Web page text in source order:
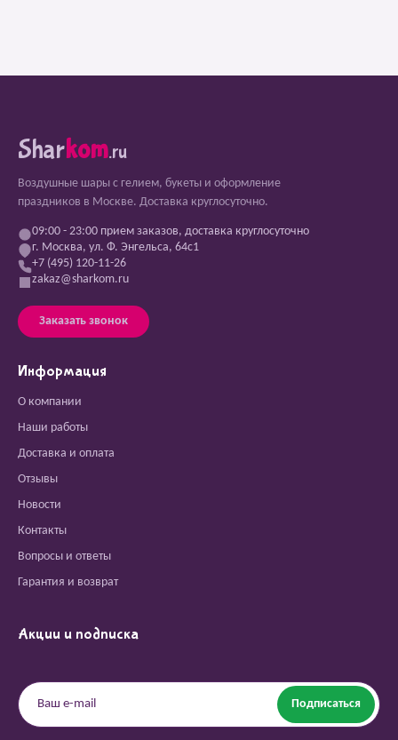
Sharkom.ru
Воздушные шары с гелием, букеты и оформление
праздников в Москве. Доставка круглосуточно.
09:00 - 23:00 прием заказов, доставка круглосуточно
г. Москва, ул. Ф. Энгельса, 64с1
+7 (495) 120-11-26
zakaz@sharkom.ru
Заказать звонок
Информация
О компании
Наши работы
Доставка и оплата
Отзывы
Новости
Контакты
Вопросы и ответы
Гарантия и возврат
Акции и подписка
Подписаться